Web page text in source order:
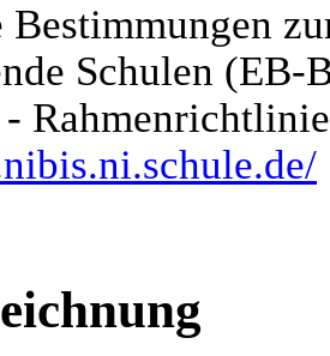
Bestimmungen
Schulen (EB-
-